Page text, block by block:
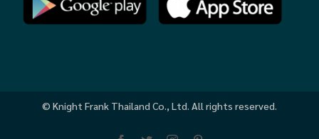
© Knight Frank Thailand Co., Ltd. All rights reserved.